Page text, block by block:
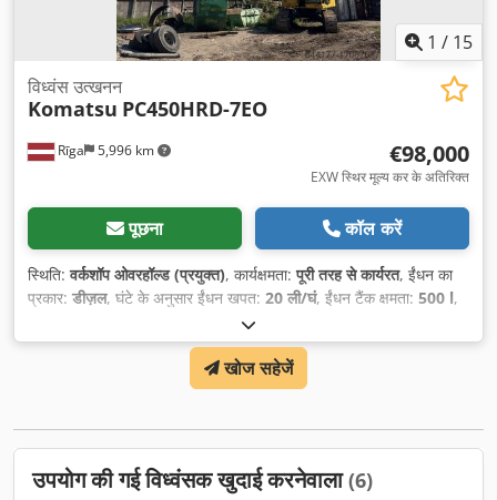
1 / 15
Rīga 5,996 km
विध्वंस उत्खनन
Komatsu PC450HRD-7EO
€98,000
EXW स्थिर मूल्य कर के अतिरिक्त
पूछना कॉल करें
स्थिति:वर्कशॉप ओवरहॉल्ड (प्रयुक्त), कार्यक्षमता:पूरी तरह से कार्यरत, ईंधन का
प्रकार: डीज़ल, घंटे के अनुसार ईंधन खपत: 20 ली/घं, ईंधन टैंक क्षमता: 500 l,
, उठाने की ऊँचाई:
80 प्रतिशत, उत्सर्जन श्रेणी:यूरो 3, बकेट आयतन:3 मी³, निर्माण वर्ष:2006,
, मशीन/वाहन संख्या:
कंडीशनिंग, ऑनबोर्ड कम्प्यूटर, कैबिन, झुकाव गाड़ी, मानक फावड़ा, समायोज्य बूम,
खोज सहेजें
उपयोग की गई विध्वंसक खुदाई करनेवाला(6)